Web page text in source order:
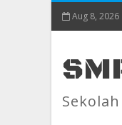
Aug 8, 2026